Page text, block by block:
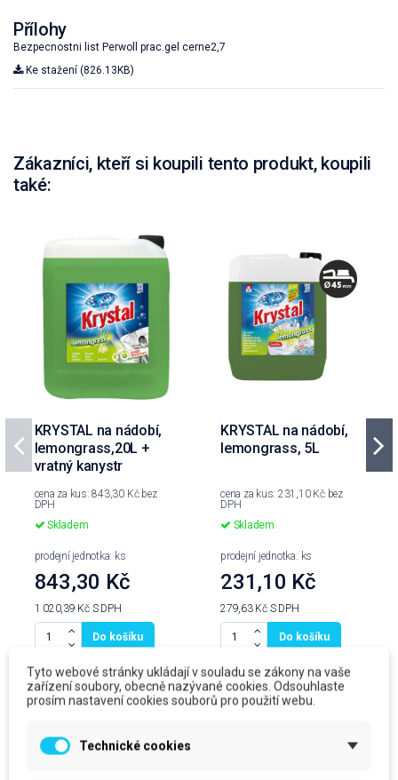
Přílohy
Bezpecnostni list Perwoll prac.gel cerne2,7
Ke stažení (826.13KB)
Zákazníci, kteří si koupili tento produkt, koupili
také:
KRYSTAL na nádobí,
lemongrass,20L +
vratný kanystr
cena za kus: 843,30 Kč bez
DPH
Skladem
prodejní jednotka: ks
843,30 Kč
1 020,39 Kč S DPH
Do košíku
KRYSTAL na nádobí,
lemongrass, 5L
cena za kus: 231,10 Kč bez
DPH
Skladem
prodejní jednotka: ks
231,10 Kč
279,63 Kč S DPH
Do košíku
Produkty ve stejné kategorii
Tyto webové stránky ukládají v souladu se zákony na vaše
zařízení soubory, obecně nazývané cookies. Odsouhlaste
prosím nastavení cookies souborů pro použití webu.
Technické cookies